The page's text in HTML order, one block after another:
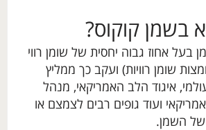
בשמן קוקוס?
בעל אחוז גבוה יחסית של שומן רווי
שומן רוויות) ועקב כך ממליץ
איגוד הלב האמריקאי, מנהל
ועוד גופים רבים לצמצם או
של השמן.